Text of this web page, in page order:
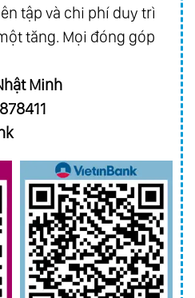
Có Bài Xích
tập và chi phí duy trì
tăng. Mọi đóng góp
Minh